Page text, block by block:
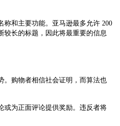
称和主要功能。亚马逊最多允许 200
较长的标题，因此将最重要的信息
。购物者相信社会证明，而算法也
或为正面评论提供奖励。违反者将